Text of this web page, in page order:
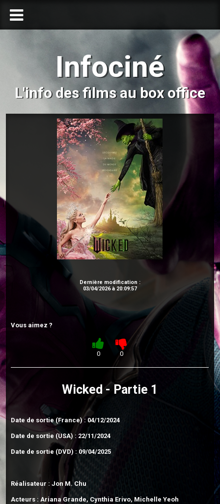
Infociné
L'info des films au box office
Dernière modification :
03/04/2026 à 20:09:57
Vous aimez ?
0 0
Wicked - Partie 1
Date de sortie (France) : 04/12/2024
Date de sortie (USA) : 22/11/2024
Date de sortie (DVD) : 09/04/2025
Réalisateur : Jon M. Chu
Acteurs : Ariana Grande, Cynthia Erivo, Michelle Yeoh